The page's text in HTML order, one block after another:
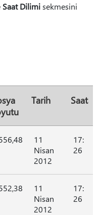
Saat Dilimisekmesini
Tarih Saat
11
Nisan
2012
17:
26
11
Nisan
2012
17:
26